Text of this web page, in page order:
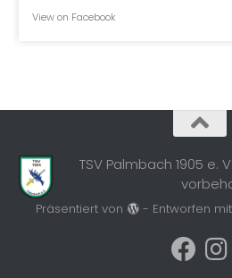
View on Facebook
TSV Palmbach 1905 e.
Präsentiert von - Entworfen